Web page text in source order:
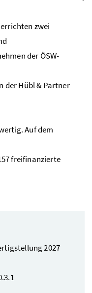
zwei
der ÖSW-
der Hübl & Partner
Auf dem
freifinanzierte
2027